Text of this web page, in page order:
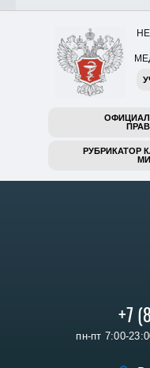
РУБРИКАТОР
+7
пн-пт 7:00-